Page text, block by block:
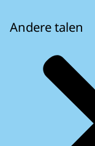
Andere talen